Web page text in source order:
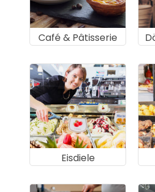
Café & Pâtisserie
Eisdiele